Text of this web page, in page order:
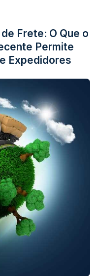
Frete: O Que o
Permite
Expedidores